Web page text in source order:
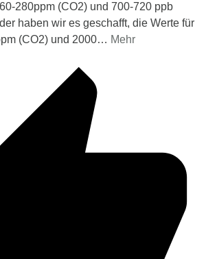
280ppm (CO2) und 700-720 ppb
haben wir es geschafft, die Werte für
(CO2) und 2000… Mehr